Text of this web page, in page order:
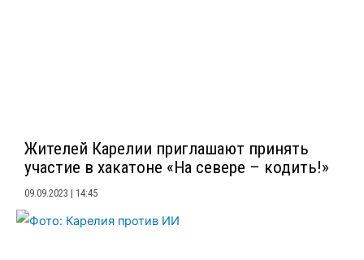
Жителей Карелии приглашают принять
участие в хакатоне «На севере – кодить!»
09.09.2023 14:45